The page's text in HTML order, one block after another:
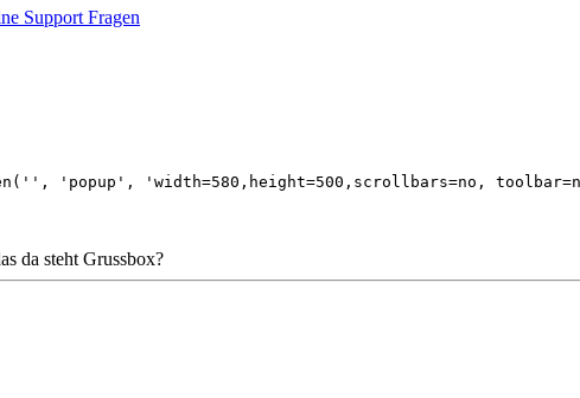
Support Fragen
'popup', 'width=580,height=500,scrollbars=no,
da steht Grussbox?